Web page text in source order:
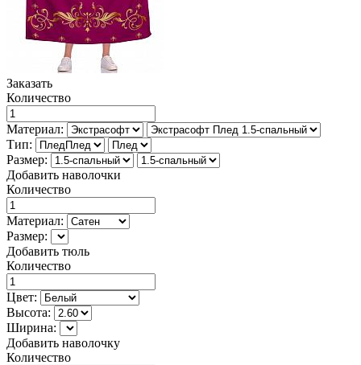
Заказать
Количество
Материал:
Тип:
Размер:
Добавить наволочки
Количество
Материал:
Размер:
Добавить тюль
Количество
Цвет:
Высота:
Ширина:
Добавить наволочку
Количество